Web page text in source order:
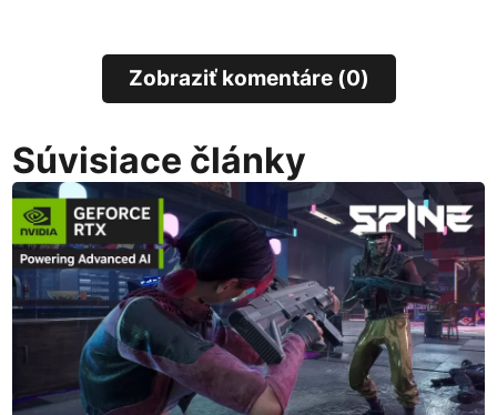
Zobraziť komentáre (0)
Súvisiace články